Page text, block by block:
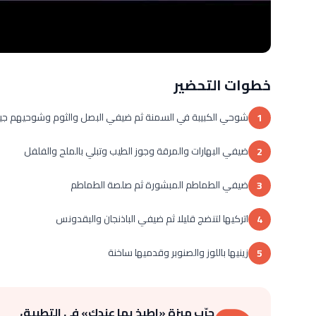
خطوات التحضير
1 شوحي الكبيبة في السمنة ثم ضيفي البصل والثوم وشوحيهم
2 ضيفي البهارات والمرقة وجوز الطيب وتبلي بالملح والفلفل
3 ضيفي الطماطم المبشورة ثم صلصة الطماطم
4 اتركيها لتنضج قليلا ثم ضيفي الباذنجان والبقدونس
5 زينيها باللوز والصنوبر وقدميها ساخنة